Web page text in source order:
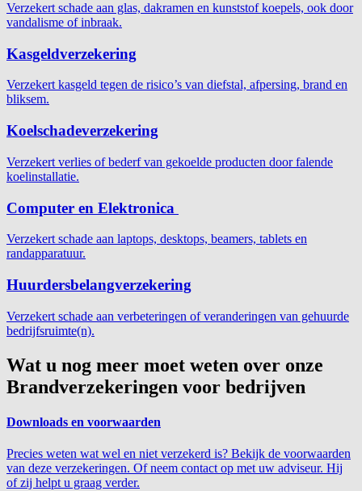
Verzekert schade aan glas, dakramen en kunststof koepels, ook door
vandalisme of inbraak.
Kasgeldverzekering
Verzekert kasgeld tegen de risico’s van diefstal, afpersing, brand en
bliksem.
Koelschadeverzekering
Verzekert verlies of bederf van gekoelde producten door falende
koelinstallatie.
Computer en Elektronica
Verzekert schade aan laptops, desktops, beamers, tablets en
randapparatuur.
Huurdersbelangverzekering
Verzekert schade aan verbeteringen of veranderingen van gehuurde
bedrijfsruimte(n).
Wat u nog meer moet weten over onze
Brandverzekeringen voor bedrijven
Downloads en voorwaarden
Precies weten wat wel en niet verzekerd is? Bekijk de voorwaarden
van deze verzekeringen. Of neem contact op met uw adviseur. Hij
of zij helpt u graag verder.